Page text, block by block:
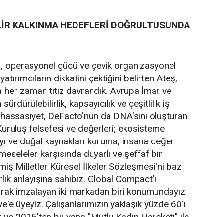
KALKINMA HEDEFLERİ DOĞRULTUSUNDA
operasyonel gücü ve çevik organizasyonel
dikkatini çektiğini belirten Ateş,
her zaman titiz davrandık. Avrupa İmar ve
sürdürülebilirlik, kapsayıcılık ve çeşitlilik iş
DeFacto'nun da DNA'sını oluşturan
felsefesi ve değerleri; ekosisteme
ve doğal kaynakları koruma, insana değer
karşısında duyarlı ve şeffaf bir
Milletler Küresel İlkeler Sözleşmesi'ni baz
anlayışına sahibiz. Global Compact'ı
imzalayan iki markadan biri konumundayız.
üyeyiz. Çalışanlarımızın yaklaşık yüzde 60'ı